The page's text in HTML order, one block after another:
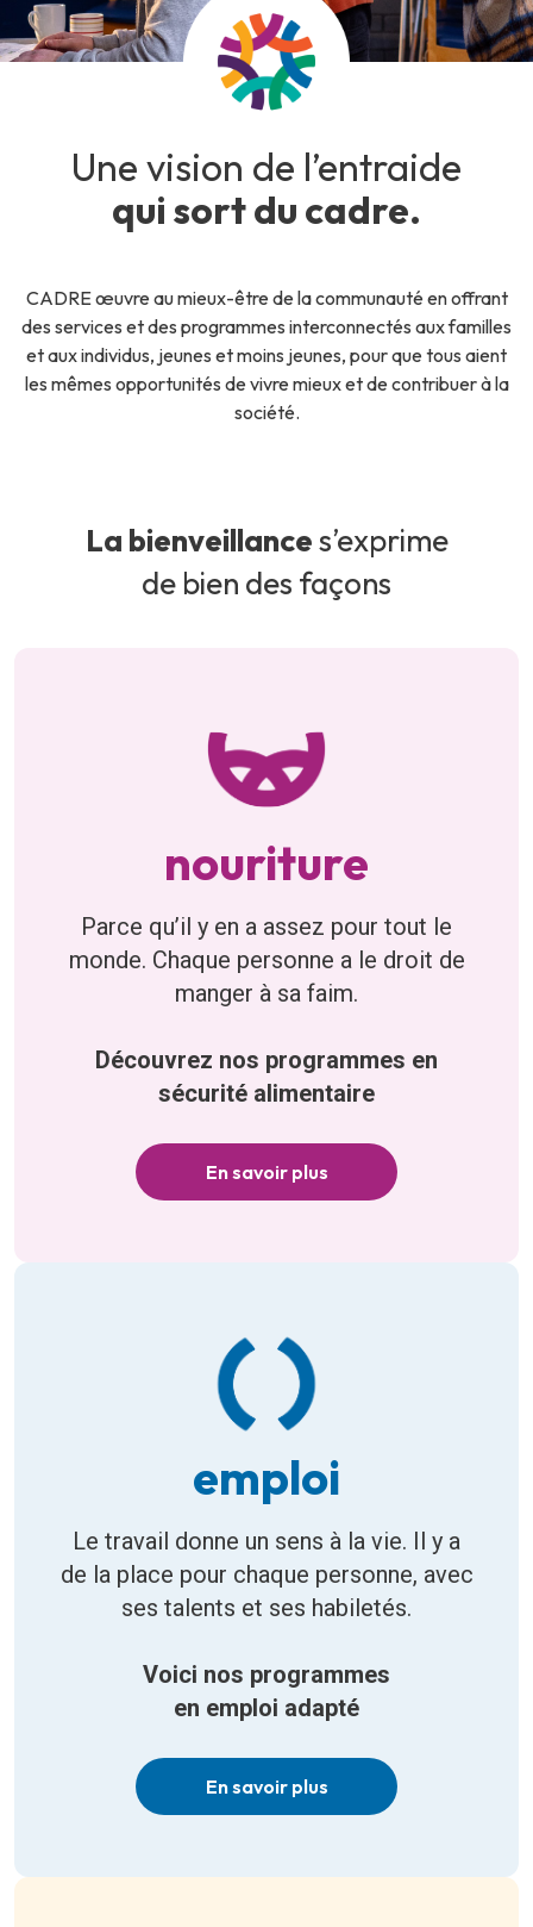
Une vision de l’entraide
qui sort du cadre.
CADRE œuvre au mieux-être de la communauté en offrant
des services et des programmes interconnectés aux familles
et aux individus, jeunes et moins jeunes, pour que tous aient
les mêmes opportunités de vivre mieux et de contribuer à la
société.
La bienveillances’exprime
de bien des façons
nouriture
Parce qu’il y en a assez pour tout le
monde. Chaque personne a le droit de
manger à sa faim.
Découvrez nos programmes en
sécurité alimentaire
En savoir plus
emploi
Le travail donne un sens à la vie. Il y a
de la place pour chaque personne, avec
ses talents et ses habiletés.
Voici nos programmes
en emploi adapté
En savoir plus